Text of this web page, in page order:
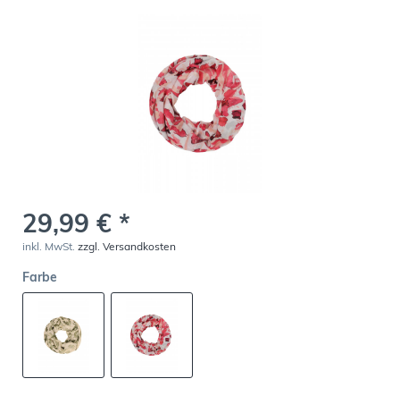
29,99 € *
inkl. MwSt. zzgl. Versandkosten
Farbe